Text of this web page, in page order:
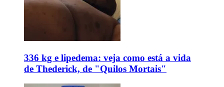
336 kg e lipedema: veja como está a vida
de Thederick, de "Quilos Mortais"